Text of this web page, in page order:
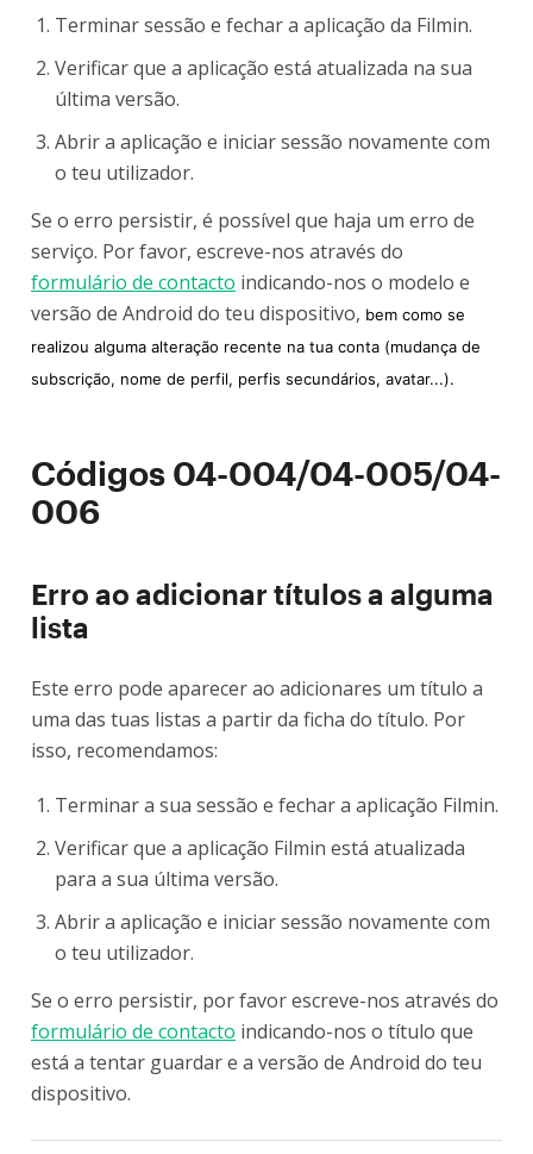
Terminar sessão e fechar a aplicação da Filmin.
Verificar que a aplicação está atualizada na sua
última versão.
Abrir a aplicação e iniciar sessão novamente com
o teu utilizador.
Se o erro persistir, é possível que haja um erro de
serviço. Por favor, escreve-nos através do
formulário de contacto indicando-nos o modelo e
versão de Android do teu dispositivo, bem como se
realizou alguma alteração recente na tua conta (mudança de
subscrição, nome de perfil, perfis secundários, avatar...).
Códigos 04-004/04-005/04-
006
Erro ao adicionar títulos a alguma
lista
Este erro pode aparecer ao adicionares um título a
uma das tuas listas a partir da ficha do título. Por
isso, recomendamos:
Terminar a sua sessão e fechar a aplicação Filmin.
Verificar que a aplicação Filmin está atualizada
para a sua última versão.
Abrir a aplicação e iniciar sessão novamente com
o teu utilizador.
Se o erro persistir, por favor escreve-nos através do
formulário de contacto indicando-nos o título que
está a tentar guardar e a versão de Android do teu
dispositivo.